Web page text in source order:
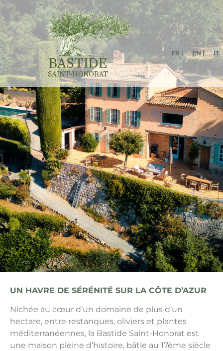
FR | EN | IT
UN HAVRE DE SÉRÉNITÉ SUR LA CÔTE D’AZUR
Nichée au cœur d’un domaine de plus d’un
hectare, entre restanques, oliviers et plantes
méditerranéennes, la Bastide Saint-Honorat est
une maison pleine d’histoire, bâtie au 17ème siècle